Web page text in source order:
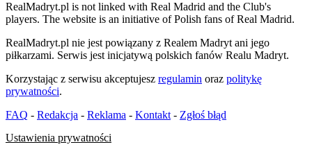
RealMadryt.pl is not linked with Real Madrid and the Club's
players. The website is an initiative of Polish fans of Real Madrid.
RealMadryt.pl nie jest powiązany z Realem Madryt ani jego
piłkarzami. Serwis jest inicjatywą polskich fanów Realu Madryt.
Korzystając z serwisu akceptujesz regulamin oraz politykę
prywatności.
FAQ - Redakcja - Reklama - Kontakt - Zgłoś błąd
Ustawienia prywatności